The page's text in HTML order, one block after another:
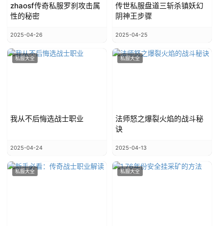
zhaosf传奇私服罗刹攻击属
性的秘密
2025-04-26
传世私服盘道三斩杀镇妖幻
阴神王步骤
2025-04-25
私服大全
我从不后悔选战士职业
2025-04-24
私服大全
法师怒之爆裂火焰的战斗秘
诀
2025-04-13
私服大全 私服大全